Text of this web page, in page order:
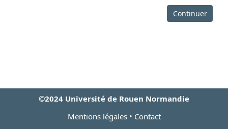
Continuer
©2024 Université de Rouen Normandie
Mentions légales• Contact